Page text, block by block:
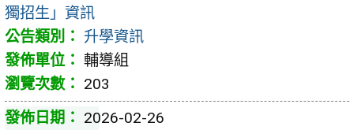
獨招生」資訊
升學資訊
輔導組
203
2026-02-26